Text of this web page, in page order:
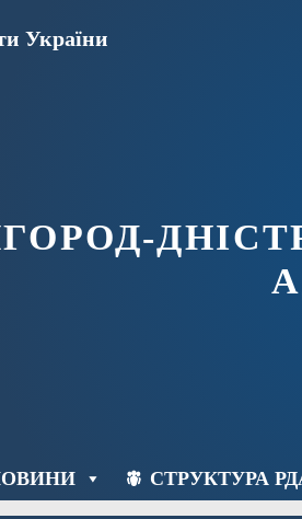
України
СТРУКТУРА